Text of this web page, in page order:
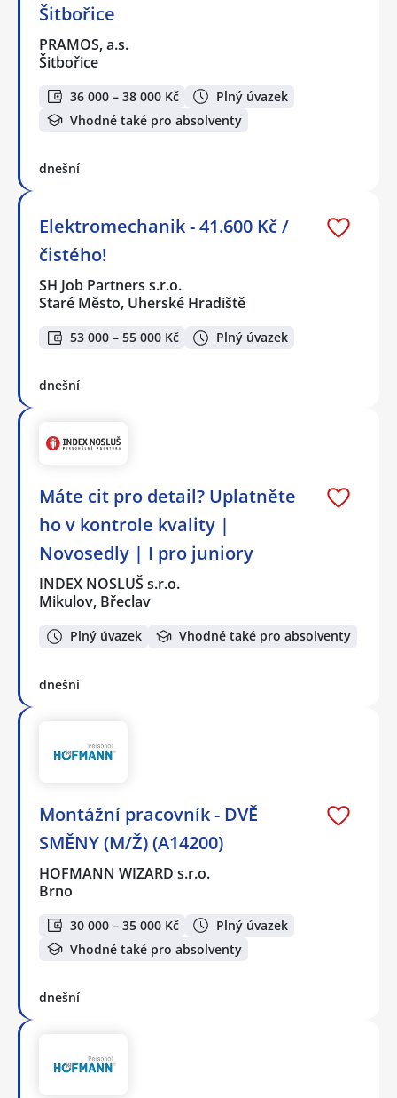
Šitbořice
PRAMOS, a.s.
Šitbořice
36 000 – 38 000 Kč
Plný úvazek
Vhodné také pro absolventy
dnešní
Elektromechanik - 41.600 Kč /
čistého!
SH Job Partners s.r.o.
Staré Město, Uherské Hradiště
53 000 – 55 000 Kč Plný úvazek
dnešní
Máte cit pro detail? Uplatněte
ho v kontrole kvality |
Novosedly | I pro juniory
INDEX NOSLUŠ s.r.o.
Mikulov, Břeclav
Plný úvazek Vhodné také pro absolventy
dnešní
Montážní pracovník - DVĚ
SMĚNY (M/Ž) (A14200)
HOFMANN WIZARD s.r.o.
Brno
30 000 – 35 000 Kč
Plný úvazek
Vhodné také pro absolventy
dnešní